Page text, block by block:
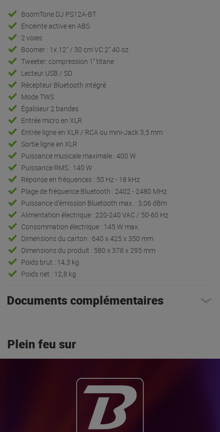
BoomTone DJ PS12A-BT
Enceinte active en ABS
2 voies
Boomer : 1x 12" / 30 cm VC 2" 40 oz
Tweeter: compression 1’’ titane
Lecteur USB / SD
Récepteur Bluetooth intégré
Mode TWS
Égaliseur 2 bandes
Entrée micro en XLR
Entrée ligne en XLR / RCA ou mini-Jack 3,5 mm
Sortie ligne en XLR
Puissance musicale maximale : 400 W
Puissance RMS : 140 W
Réponse en fréquences : 50 Hz - 18 kHz
Plage de fréquence Bluetooth : 2402 - 2480 MHz
Puissance d’émission Bluetooth max. : 3,06 dBm
Alimentation électrique : 220-240 VAC / 50-60 Hz
Consommation électrique : 145 W max.
Dimensions du carton : 640 x 425 x 350 mm
Dimensions du produit : 580 x 378 x 295 mm
Poids brut : 14,3 kg
Poids net : 12,8 kg
Documents complémentaires
Plein feu sur